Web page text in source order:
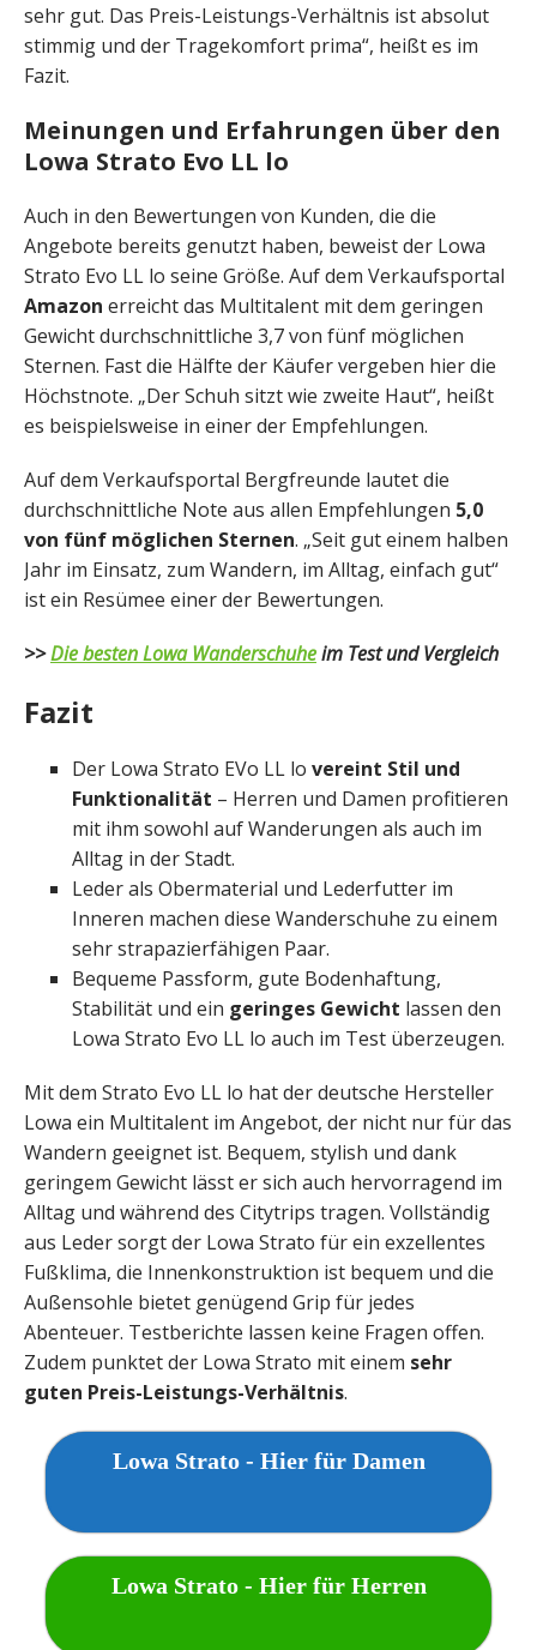
sehr gut. Das Preis-Leistungs-Verhältnis ist absolut
stimmig und der Tragekomfort prima“, heißt es im
Fazit.
Meinungen und Erfahrungen über den
Lowa Strato Evo LL lo
Auch in den Bewertungen von Kunden, die die
Angebote bereits genutzt haben, beweist der Lowa
Strato Evo LL lo seine Größe. Auf dem Verkaufsportal
Amazon erreicht das Multitalent mit dem geringen
Gewicht durchschnittliche 3,7 von fünf möglichen
Sternen. Fast die Hälfte der Käufer vergeben hier die
Höchstnote. „Der Schuh sitzt wie zweite Haut“, heißt
es beispielsweise in einer der Empfehlungen.
Auf dem Verkaufsportal Bergfreunde lautet die
durchschnittliche Note aus allen Empfehlungen 5,0
von fünf möglichen Sternen. „Seit gut einem halben
Jahr im Einsatz, zum Wandern, im Alltag, einfach gut“
ist ein Resümee einer der Bewertungen.
>>Die besten Lowa Wanderschuheim Test und Vergleich
Fazit
Der Lowa Strato EVo LL lo vereint Stil und
Funktionalität – Herren und Damen profitieren
mit ihm sowohl auf Wanderungen als auch im
Alltag in der Stadt.
Leder als Obermaterial und Lederfutter im
Inneren machen diese Wanderschuhe zu einem
sehr strapazierfähigen Paar.
Bequeme Passform, gute Bodenhaftung,
Stabilität und ein geringes Gewicht lassen den
Lowa Strato Evo LL lo auch im Test überzeugen.
Mit dem Strato Evo LL lo hat der deutsche Hersteller
Lowa ein Multitalent im Angebot, der nicht nur für das
Wandern geeignet ist. Bequem, stylish und dank
geringem Gewicht lässt er sich auch hervorragend im
Alltag und während des Citytrips tragen. Vollständig
aus Leder sorgt der Lowa Strato für ein exzellentes
Fußklima, die Innenkonstruktion ist bequem und die
Außensohle bietet genügend Grip für jedes
Abenteuer. Testberichte lassen keine Fragen offen.
Zudem punktet der Lowa Strato mit einem sehr
guten Preis-Leistungs-Verhältnis.
Lowa Strato - Hier für Damen
Lowa Strato - Hier für Herren